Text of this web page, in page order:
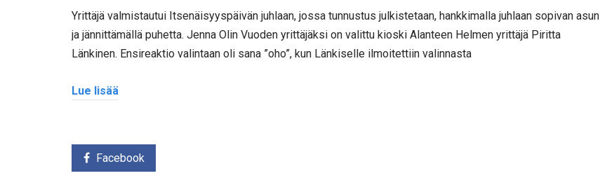
Yrittäjä valmistautui Itsenäisyyspäivän juhlaan, jossa tunnustus julkistetaan, hankkimalla juhlaan sopivan asun
ja jännittämällä puhetta. Jenna Olin Vuoden yrittäjäksi on valittu kioski Alanteen Helmen yrittäjä Piritta
Länkinen. Ensireaktio valintaan oli sana ”oho”, kun Länkiselle ilmoitettiin valinnasta
Lue lisää
Facebook